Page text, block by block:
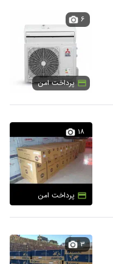
۶
پرداخت امن
۱۸
پرداخت امن
۳